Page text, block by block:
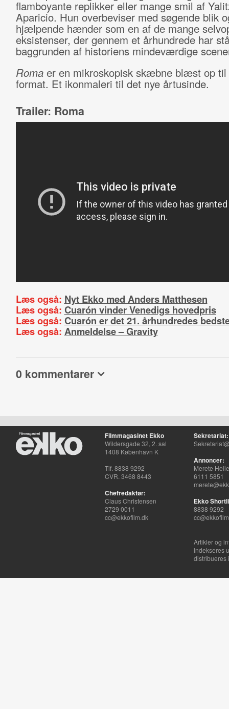
flamboyante replikker eller mange smil af
Aparicio. Hun overbeviser med søgende blik
hjælpende hænder som en af de mange
eksistenser, der gennem et århundrede har
baggrunden af historiens mindeværdige
Roma er en mikroskopisk skæbne blæst op til
format. Et ikonmaleri til det nye årtusinde.
Trailer: Roma
Læs også: Nyt Ekko med Anders Matthesen
Læs også: Cuarón vinder Venedigs hovedpris
Læs også: Cuarón er det 21. århundredes
Læs også: Anmeldelse – Gravity
0 kommentarer
Filmmagasinet Ekko
Wildersgade 32, 2. sal
1408 København K
Tlf. 8838 9292
CVR. 3468 8443
Chefredaktør:
Claus Christensen
2729 0011
cc@ekkofilm.dk
Sekretariat:
Annoncer:
Merete
6111 5851
Ekko
8838 9292
Artikler og
indekseres
distribueres